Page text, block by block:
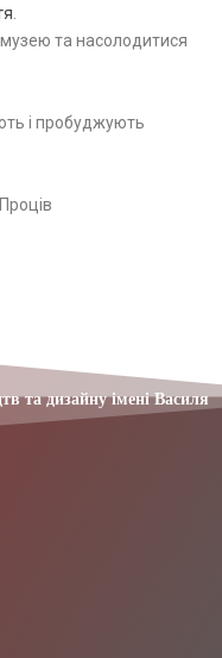
та насолодитися
і пробуджують
та дизайну імені Василя